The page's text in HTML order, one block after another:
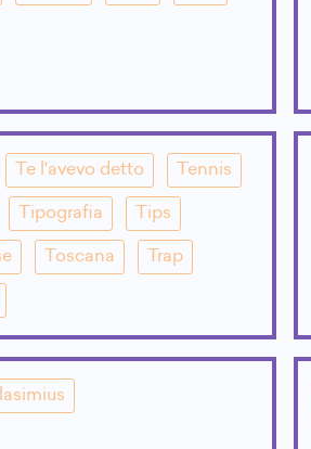
Te l'avevo detto Tennis
Tipografia Tips
Toscana Trap